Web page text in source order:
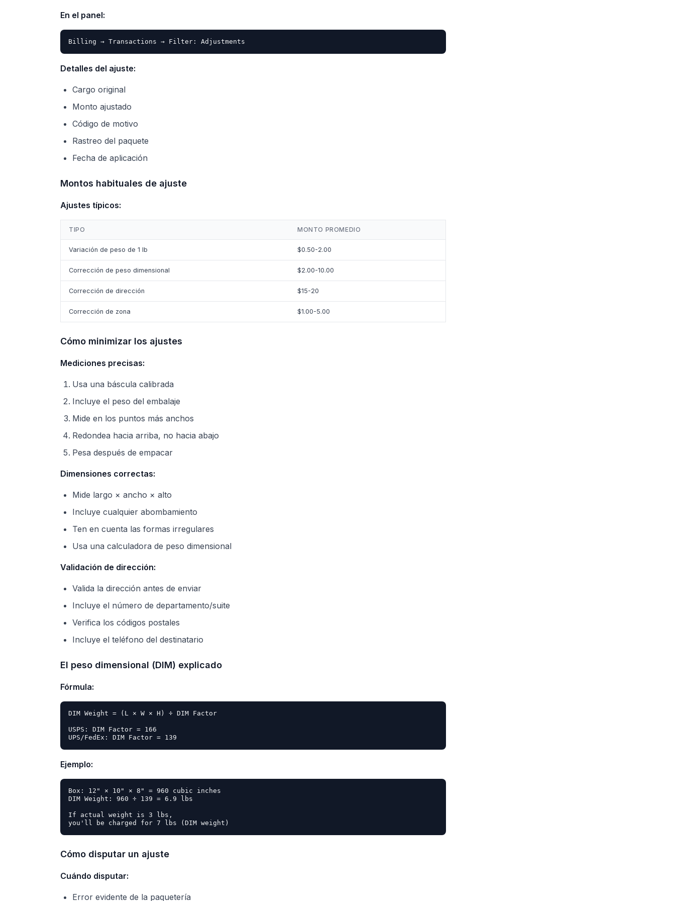
En el panel:
Detalles del ajuste:
Cargo original
Monto ajustado
Código de motivo
Rastreo del paquete
Fecha de aplicación
Montos habituales de ajuste
Ajustes típicos:
TIPO MONTO PROMEDIO
Variación de peso de 1 lb $0.50-2.00
Corrección de peso dimensional $2.00-10.00
Corrección de dirección $15-20
Corrección de zona $1.00-5.00
Cómo minimizar los ajustes
Mediciones precisas:
Usa una báscula calibrada
Incluye el peso del embalaje
Mide en los puntos más anchos
Redondea hacia arriba, no hacia abajo
Pesa después de empacar
Dimensiones correctas:
Mide largo × ancho × alto
Incluye cualquier abombamiento
Ten en cuenta las formas irregulares
Usa una calculadora de peso dimensional
Validación de dirección:
Valida la dirección antes de enviar
Incluye el número de departamento/suite
Verifica los códigos postales
Incluye el teléfono del destinatario
El peso dimensional (DIM) explicado
Fórmula:
DIM Weight = (L × W × H) ÷ DIM Factor
USPS: DIM Factor = 166
Ejemplo:
Box: 12" × 10" × 8" = 960 cubic inches
DIM Weight: 960 ÷ 139 = 6.9 lbs
If actual weight is 3 lbs,
Cómo disputar un ajuste
Cuándo disputar:
Error evidente de la paquetería